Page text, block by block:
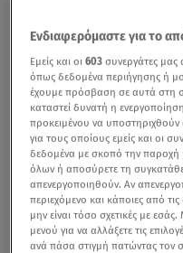
Ενδιαφερόμαστε για το
Εμείς και οι603 συνεργάτες
όπως δεδομένα περιήγησης ή
έχουμε πρόσβαση σε αυτά στη
καταστεί δυνατή η
προκειμένου να
για τους οποίους εμείς και οι
δεδομένα με σκοπό την παροχή
όλων ή αποσύρετε τη
απενεργοποιηθούν. Αν
περιεχόμενο και κάποιες από
μην είναι τόσο σχετικές με
μενού για να αλλάξετε τις
ανά πάσα στιγμή πατώντας τον